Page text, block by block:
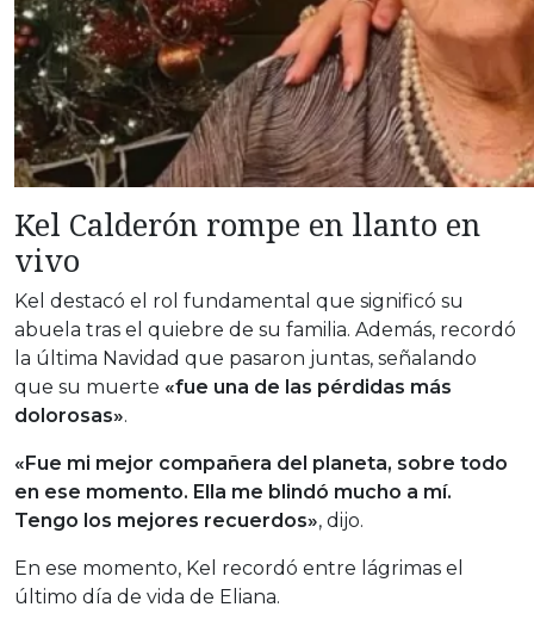
Kel Calderón rompe en llanto en
vivo
Kel destacó el rol fundamental que significó su
abuela tras el quiebre de su familia. Además, recordó
la última Navidad que pasaron juntas, señalando
que su muerte «fue una de las pérdidas más
dolorosas».
«Fue mi mejor compañera del planeta, sobre todo
en ese momento. Ella me blindó mucho a mí.
Tengo los mejores recuerdos», dijo.
En ese momento, Kel recordó entre lágrimas el
último día de vida de Eliana.